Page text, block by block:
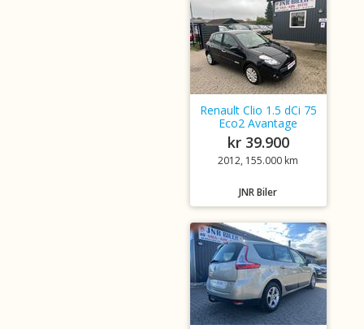
Renault Clio 1.5 dCi 75
Eco2 Avantage
kr 39.900
2012, 155.000 km
JNR Biler